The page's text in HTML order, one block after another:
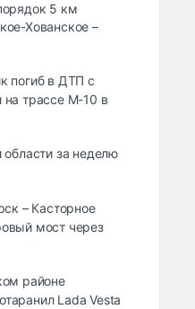
5 км
Хованское –
погиб в ДТП с
на трассе М-10 в
за неделю
– Касторное
мост через
районе
Lada Vesta